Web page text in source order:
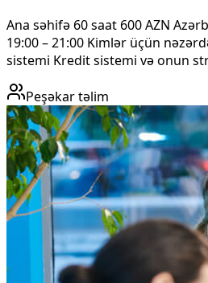
Ana səhifə 60 saat 600 AZN
19:00 – 21:00 Kimlər üçün
sistemi Kredit sistemi və onun
Peşəkar təlim